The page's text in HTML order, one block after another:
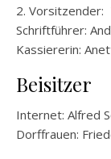
2. Vorsitzender:
Schriftführer:
Kassiererin:
Beisitzer
Internet: Alfred
Dorffrauen: